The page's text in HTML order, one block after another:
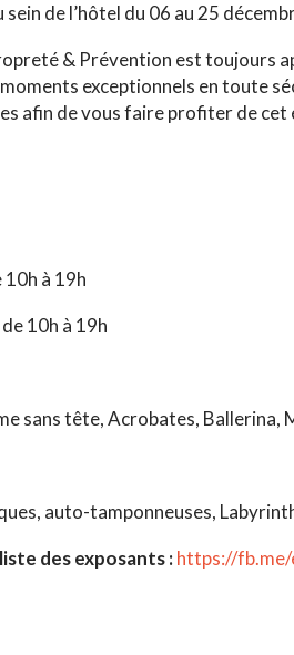
de l’hôtel du 06 au 25
& Prévention est toujours
exceptionnels en toute
afin de vous faire profiter de
10h à 19h
10h à 19h
sans tête, Acrobates,
auto-tamponneuses,
des exposants :https://